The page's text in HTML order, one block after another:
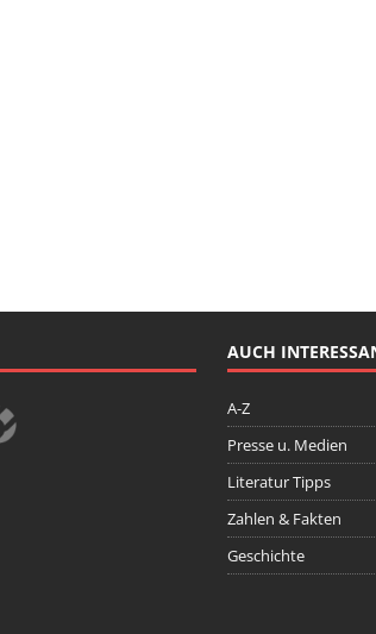
AUCH
A-Z
Presse u. Medien
Literatur Tipps
Zahlen & Fakten
Geschichte